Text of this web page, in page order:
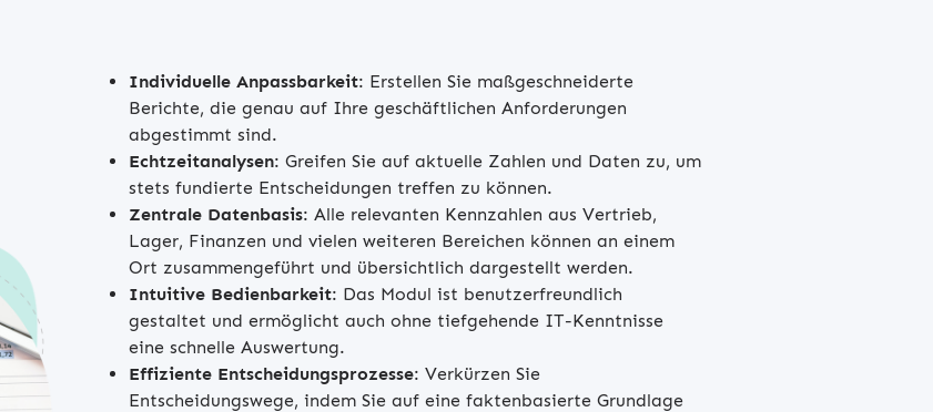
Individuelle Anpassbarkeit: Erstellen Sie maßgeschneiderte
Berichte, die genau auf Ihre geschäftlichen Anforderungen
abgestimmt sind.
Echtzeitanalysen: Greifen Sie auf aktuelle Zahlen und Daten zu, um
stets fundierte Entscheidungen treffen zu können.
Zentrale Datenbasis: Alle relevanten Kennzahlen aus Vertrieb,
Lager, Finanzen und vielen weiteren Bereichen können an einem
Ort zusammengeführt und übersichtlich dargestellt werden.
Intuitive Bedienbarkeit: Das Modul ist benutzerfreundlich
gestaltet und ermöglicht auch ohne tiefgehende IT-Kenntnisse
eine schnelle Auswertung.
Effiziente Entscheidungsprozesse: Verkürzen Sie
Entscheidungswege, indem Sie auf eine faktenbasierte Grundlage